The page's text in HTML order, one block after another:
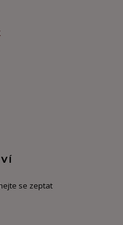
se zeptat